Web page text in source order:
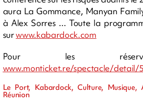
aura La Gommance, Manyan
à Alex Sorres ... Toute la
surwww.kabardock.com
Pour les
www.monticket.re/spectacle/detail/
Le Port, Kabardock, Culture, Musique,
Réunion